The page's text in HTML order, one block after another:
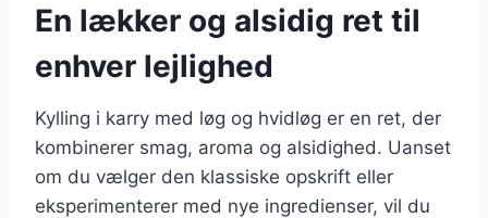
En lækker og alsidig ret til
enhver lejlighed
Kylling i karry med løg og hvidløg er en ret, der
kombinerer smag, aroma og alsidighed. Uanset
om du vælger den klassiske opskrift eller
eksperimenterer med nye ingredienser, vil du